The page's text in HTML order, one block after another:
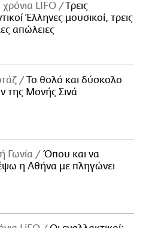
χρόνια LIFO
Tρεις
Έλληνες μουσικοί, τρεις
απώλειες
Το θολό και δύσκολο
της Μονής Σινά
Γωνία
Όπου και να
η Αθήνα με πληγώνει